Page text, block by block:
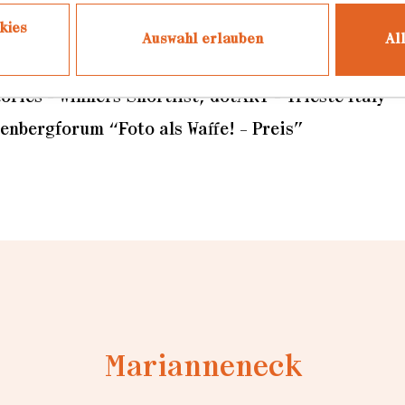
Auswahl erlauben
- Winners Shortlist, dotART - Trieste Italy
“Foto als Waffe! – Preis”
Marianneneck